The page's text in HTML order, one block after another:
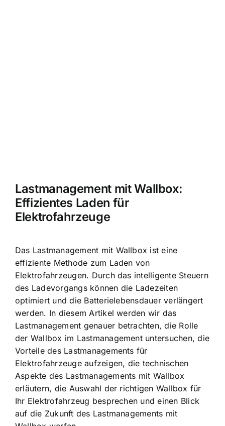
Lastmanagement mit Wallbox:
Effizientes Laden für
Elektrofahrzeuge
Das Lastmanagement mit Wallbox ist eine
effiziente Methode zum Laden von
Elektrofahrzeugen. Durch das intelligente Steuern
des Ladevorgangs können die Ladezeiten
optimiert und die Batterielebensdauer verlängert
werden. In diesem Artikel werden wir das
Lastmanagement genauer betrachten, die Rolle
der Wallbox im Lastmanagement untersuchen, die
Vorteile des Lastmanagements für
Elektrofahrzeuge aufzeigen, die technischen
Aspekte des Lastmanagements mit Wallbox
erläutern, die Auswahl der richtigen Wallbox für
Ihr Elektrofahrzeug besprechen und einen Blick
auf die Zukunft des Lastmanagements mit